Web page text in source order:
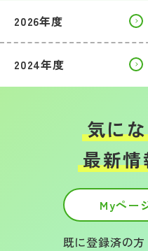
2026年度
2024年度
気に
最新
Myペー
既に登録済の